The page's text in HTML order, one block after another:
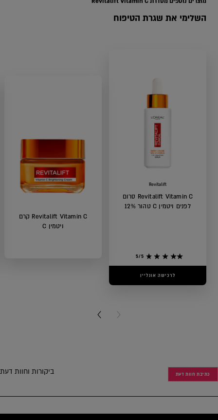
השלימי את שגרת הטיפוח
Revitalift
Revitalift Vitamin C סרום
לפנים ויטמין C טהור 12%
5/5
לרכישה אונליין
Revitalift Vitamin C קרם
ויטמין C
PREVIOUS CARD
NEXT CARD
ביקורות וחוות דעת כתיבת חוות דעת